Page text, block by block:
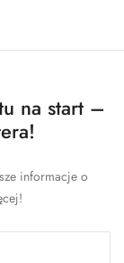
na start –
informacje o